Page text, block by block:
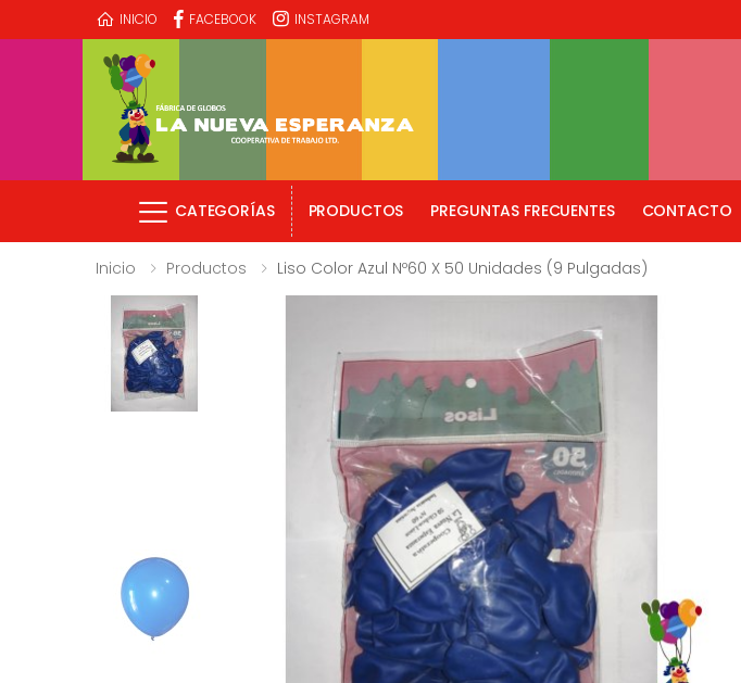
INICIO FACEBOOK INSTAGRAM
CATEGORÍAS PRODUCTOS PREGUNTAS FRECUENTES CONTACTO
Inicio Productos Liso Color Azul Nº60 X 50 Unidades (9 Pulgadas)